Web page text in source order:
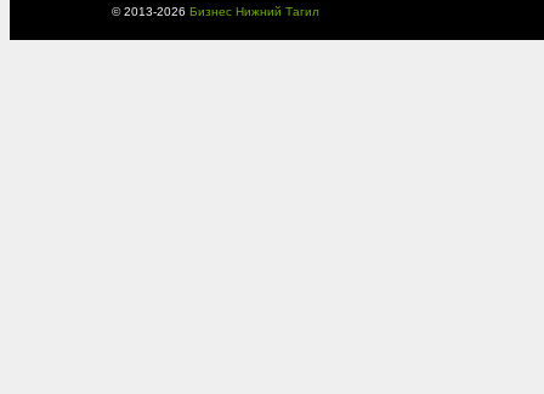
© 2013-2026 Бизнес Нижний Тагил